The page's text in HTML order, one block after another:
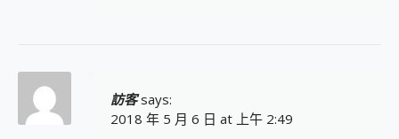
訪客 says:
2018 年 5 月 6 日 at 上午 2:49